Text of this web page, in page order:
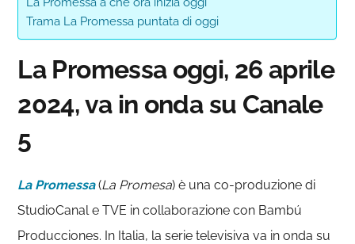
Trama La Promessa puntata di oggi
La Promessa oggi, 26 aprile
2024, va in onda su Canale
5
La Promessa(La Promesa) è una co-produzione di
StudioCanal e TVE in collaborazione con Bambú
Producciones. In Italia, la serie televisiva va in onda su